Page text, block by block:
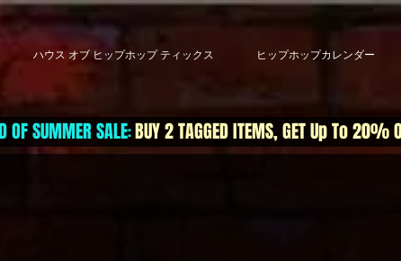
ハウス オブ ヒップホップ ティックス ヒップホップカレンダー
OF SUMMER SALE:BUY 2 TAGGED ITEMS, GET Up To 20%